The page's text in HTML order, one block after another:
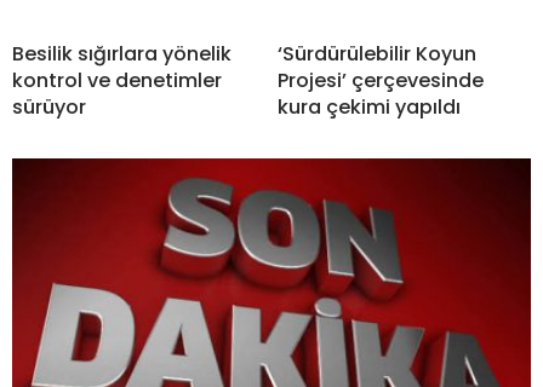
Besilik sığırlara yönelik
kontrol ve denetimler
sürüyor
‘Sürdürülebilir Koyun
Projesi’ çerçevesinde
kura çekimi yapıldı